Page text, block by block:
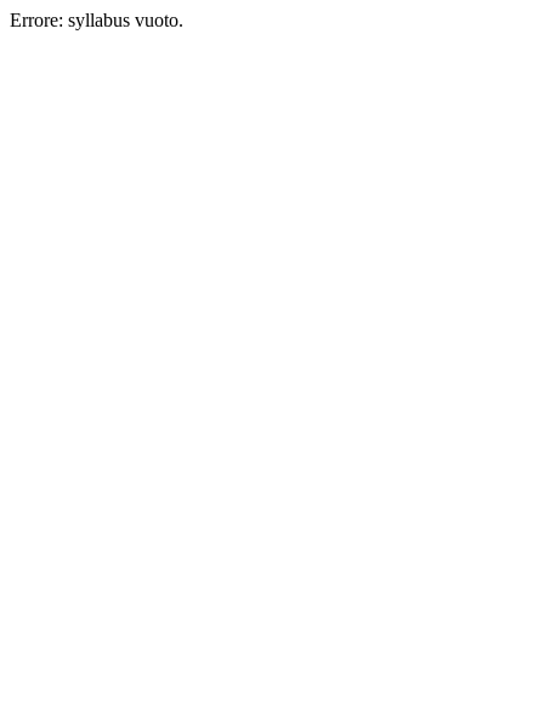
Errore: syllabus vuoto.